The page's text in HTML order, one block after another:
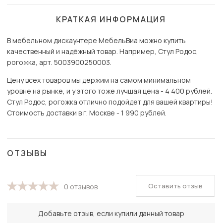
КРАТКАЯ ИНФОРМАЦИЯ
В мебельном дискаунтере МебельВиа можно купить
качественный и надёжный товар. Например, Стул Родос,
рогожка, арт. 5003900250003.
Цену всех товаров мы держим на самом минимальном
уровне на рынке, и у этого тоже лучшая цена - 4 400 рублей.
Стул Родос, рогожка отлично подойдет для вашей квартиры!
Стоимость доставки в г. Москве - 1 990 рублей.
ОТЗЫВЫ
0 отзывов
Добавьте отзыв, если купили данный товар
Оставить отзыв